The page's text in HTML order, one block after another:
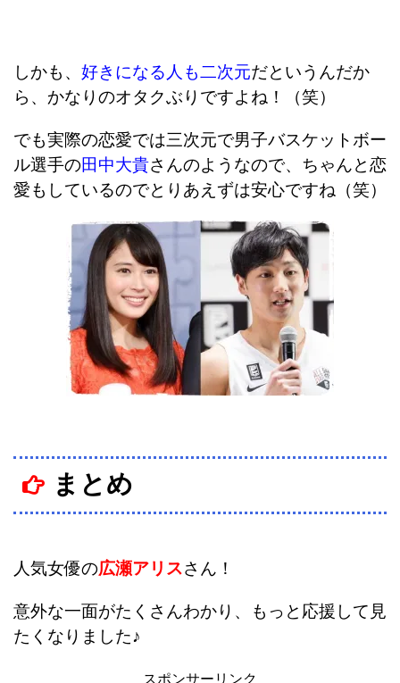
しかも、 好きになる人も二次元だというんだか
ら、かなりのオタクぶりですよね！（笑）
でも実際の恋愛では三次元で男子バスケットボー
ル選手の田中大貴さんのようなので、ちゃんと恋
愛もしているのでとりあえずは安心ですね（笑）
まとめ
人気女優の広瀬アリスさん！
意外な一面がたくさんわかり、もっと応援して見
たくなりました♪
スポンサーリンク